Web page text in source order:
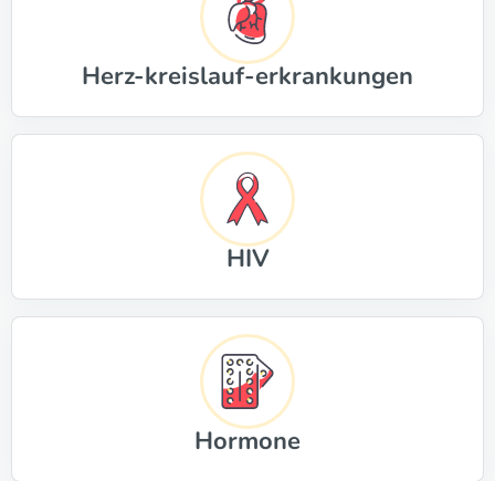
Herz-kreislauf-erkrankungen
HIV
Hormone